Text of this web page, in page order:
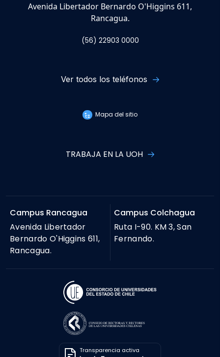
Avenida Libertador Bernardo O'Higgins 611,
Rancagua.
(56) 22903 0000
Ver todos los teléfonos
Mapa del sitio
TRABAJA EN LA UOH
Campus Rancagua
Avenida Libertador
Bernardo O'Higgins 611,
Rancagua.
Campus Colchagua
Ruta I-90. KM 3, San
Fernando.
Transparencia activa